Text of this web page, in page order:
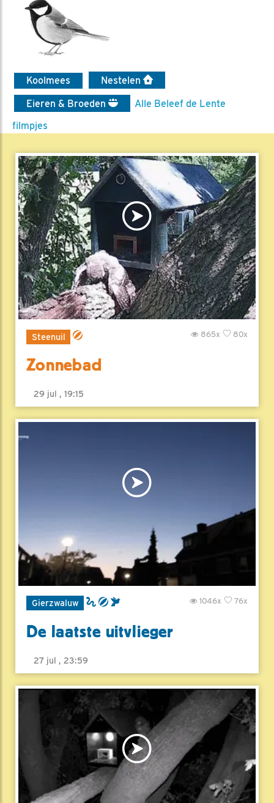
Koolmees
Nestelen
Eieren & Broeden
Alle Beleef de Lente
filmpjes
Steenuil 80x
865x
Zonnebad
29 jul , 19:15
Gierzwaluw 76x
1046x
De laatste uitvlieger
27 jul , 23:59